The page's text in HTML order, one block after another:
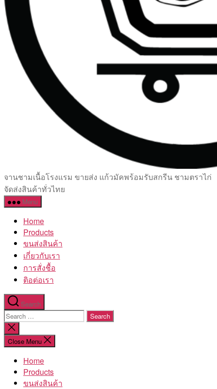
เซรามิค
ครบ
ครัน
โรงงาน
จานชามเนื้อโรงแรม ขายส่ง แก้วมัคพร้อมรับสกรีน ชามตราไก่
จัดส่งสินค้าทั่วไทย
Menu
Home
Products
ขนส่งสินค้า
เกี่ยวกับเรา
การสั่งชื้อ
ติอต่อเรา
Search
Search
for:
Close
search
Close Menu
Home
Products
ขนส่งสินค้า